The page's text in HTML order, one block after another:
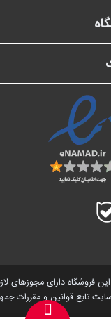
فروشگاه دارای مجوز‌های
تابع قوانین و مقررات